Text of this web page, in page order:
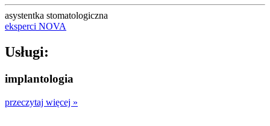
asystentka stomatologiczna
eksperci NOVA
Usługi:
implantologia
przeczytaj więcej »